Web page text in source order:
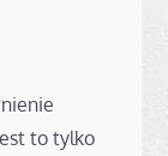
to tylko